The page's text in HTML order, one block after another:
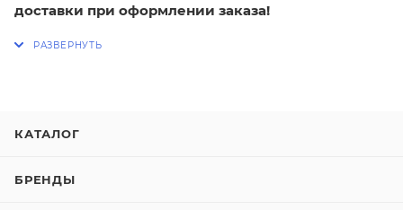
доставки при оформлении заказа!
КАТАЛОГ
БРЕНДЫ